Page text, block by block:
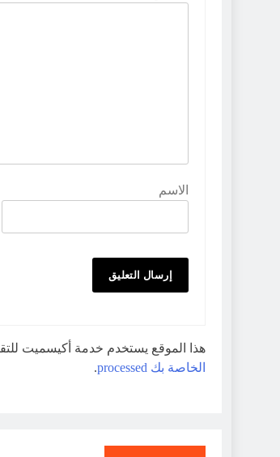
الاسم
هذا الموقع يستخدم خدمة أكيسميت
الخاصة بك processed
.